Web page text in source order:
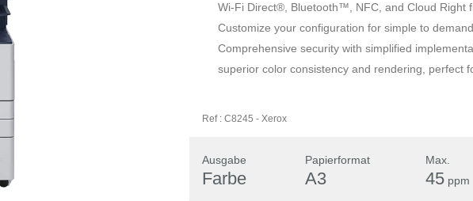
Wi-Fi Direct®, Bluetooth™, NFC, and Cloud Right
Customize your configuration for simple to
Comprehensive security with simplified
superior color consistency and rendering, perfect
Ref : C8245 - Xerox
Ausgabe
Farbe
Papierformat
A3
Max.
45 ppm